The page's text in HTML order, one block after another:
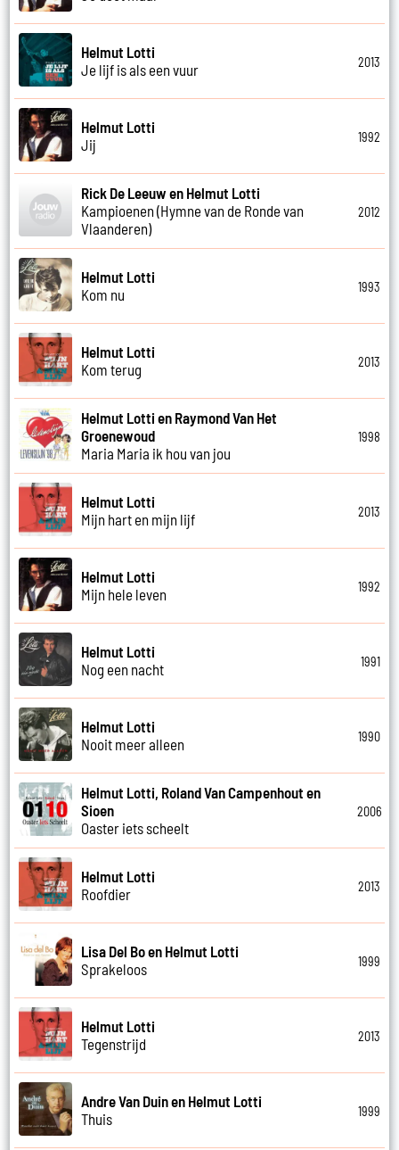
Helmut Lotti
Je lijf is als een vuur
2013
Helmut Lotti
Jij
1992
Rick De Leeuw en Helmut Lotti
Kampioenen (Hymne van de Ronde van
Vlaanderen)
2012
Helmut Lotti
Kom nu
1993
Helmut Lotti
Kom terug
2013
Helmut Lotti en Raymond Van Het
Groenewoud
Maria Maria ik hou van jou
1998
Helmut Lotti
Mijn hart en mijn lijf
2013
Helmut Lotti
Mijn hele leven
1992
Helmut Lotti
Nog een nacht
1991
Helmut Lotti
Nooit meer alleen
1990
Helmut Lotti, Roland Van Campenhout en
Sioen
Oaster iets scheelt
2006
Helmut Lotti
Roofdier
2013
Lisa Del Bo en Helmut Lotti
Sprakeloos
1999
Helmut Lotti
Tegenstrijd
2013
Andre Van Duin en Helmut Lotti
Thuis
1999